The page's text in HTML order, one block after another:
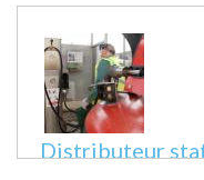
Distributeur